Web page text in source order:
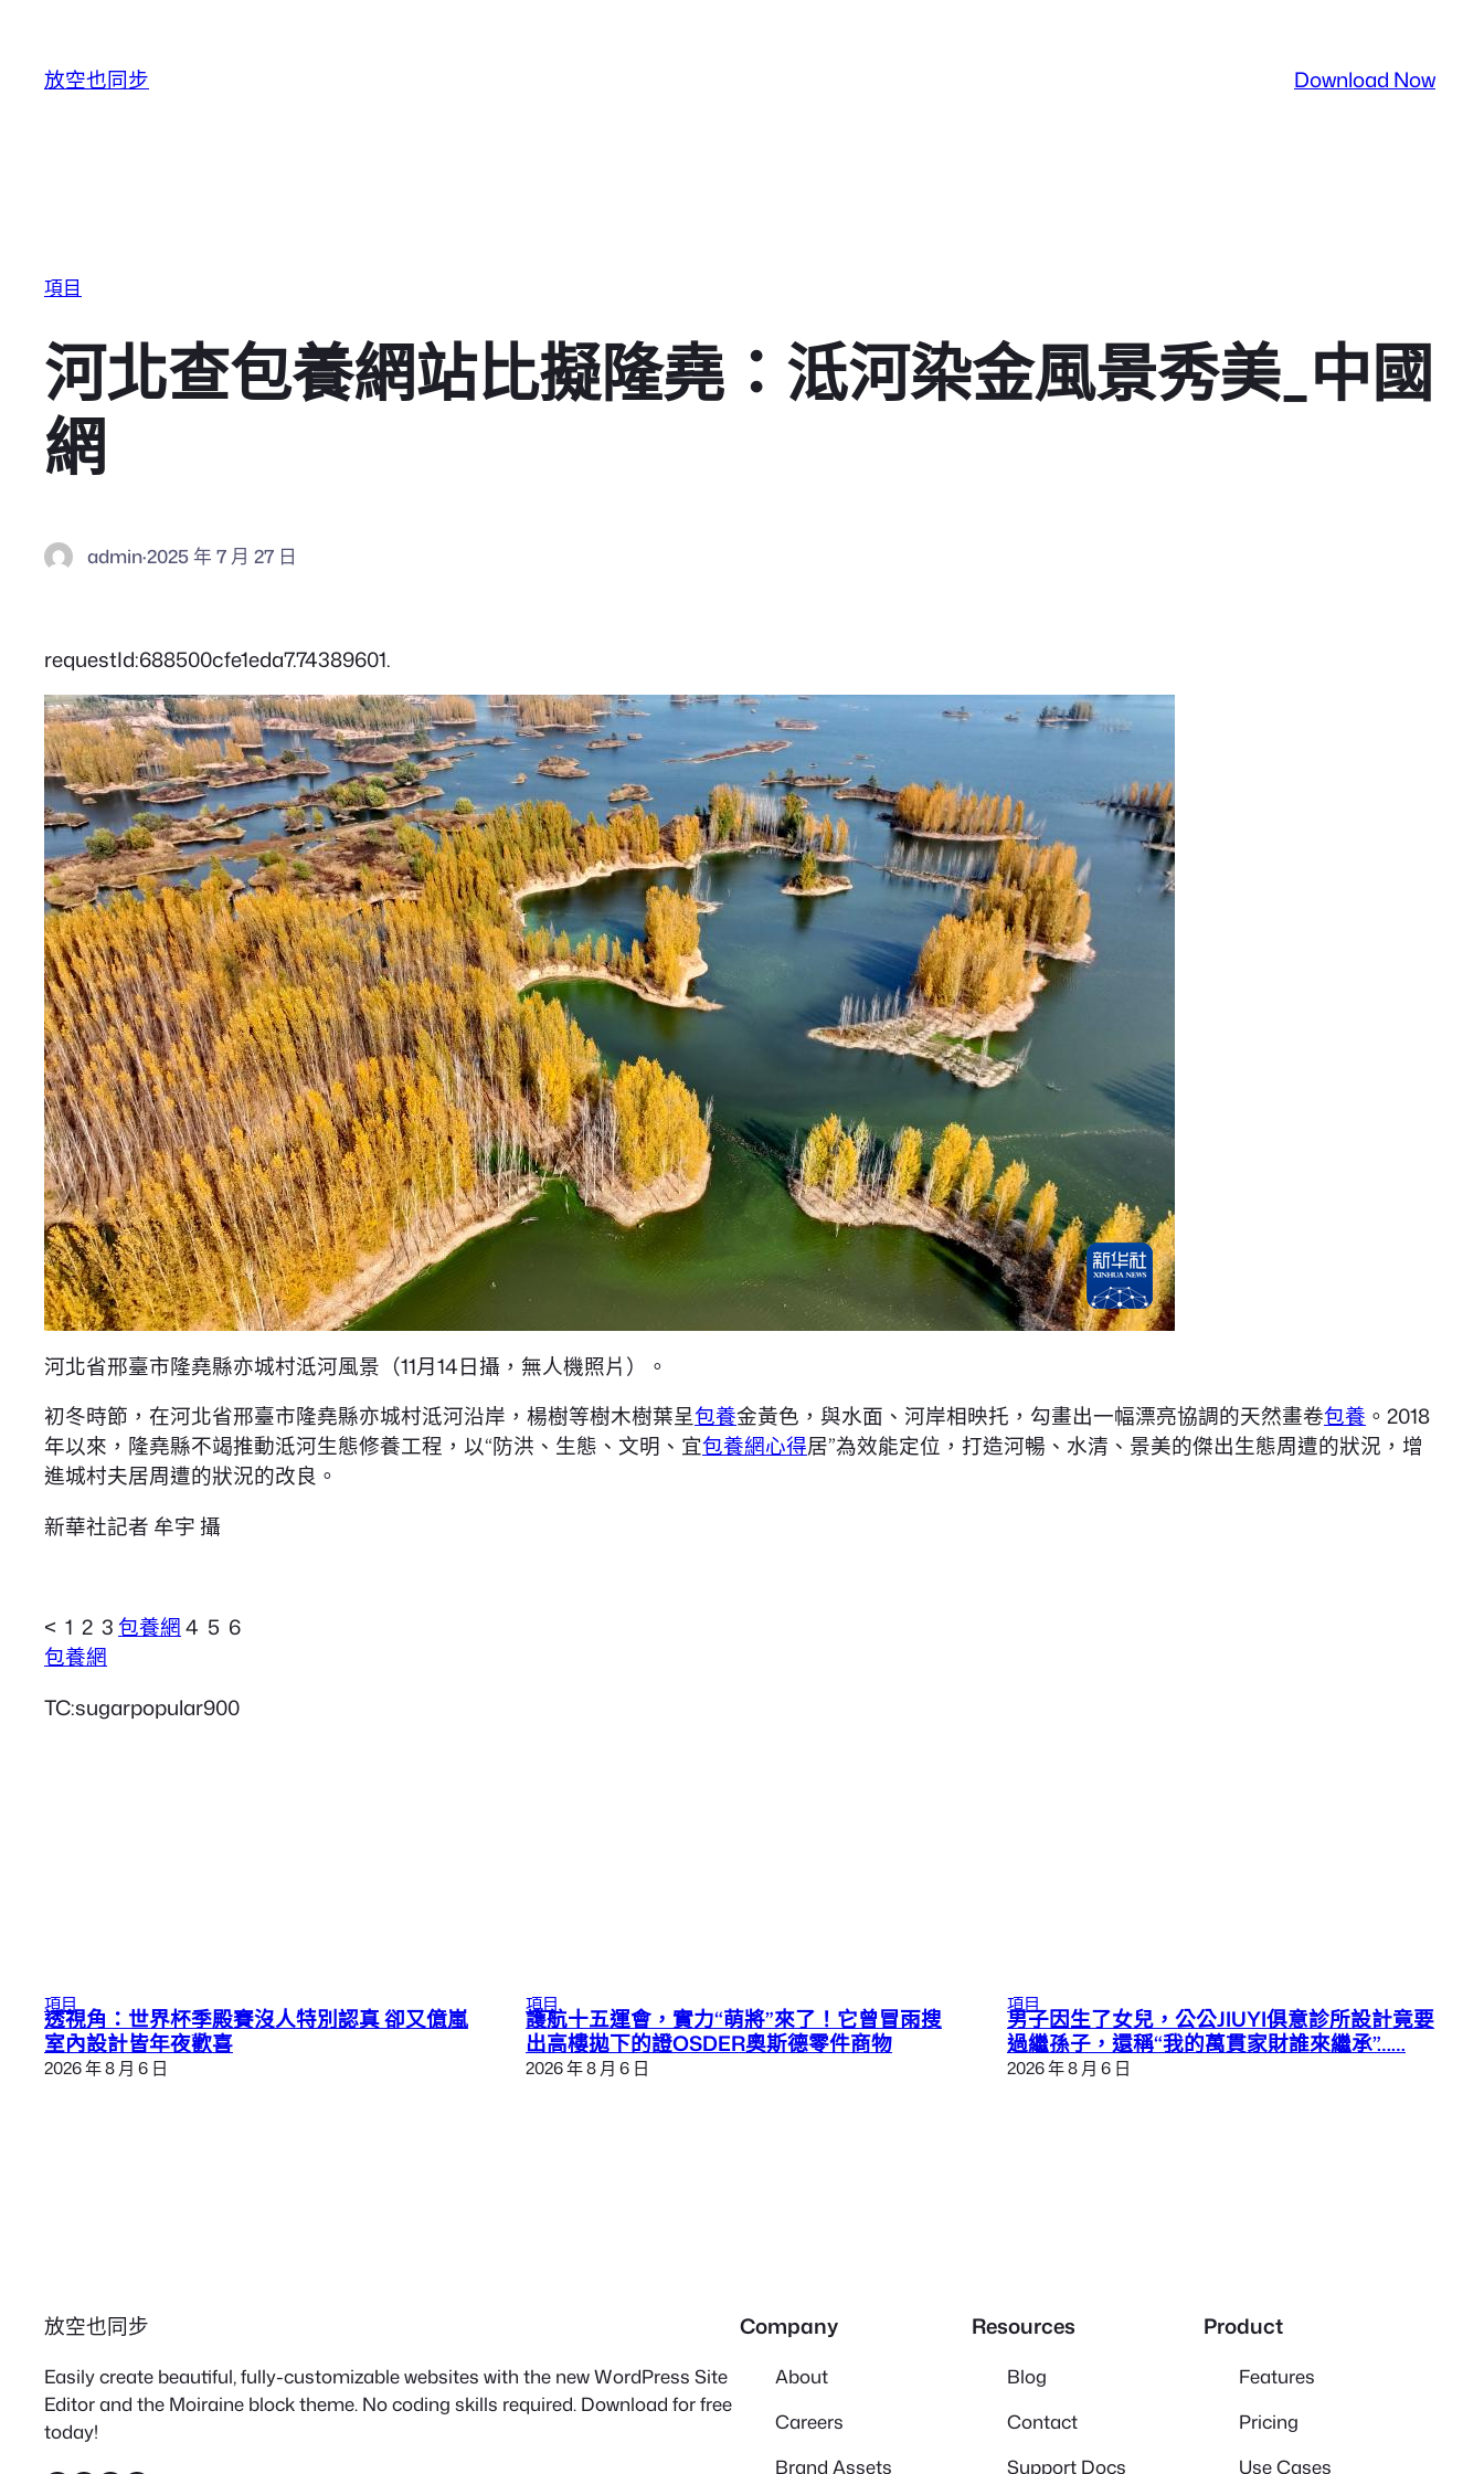
放空也同步 Download Now
項目
河北查包養網站比擬隆堯：泜河染金風景秀美_中國
網
admin·2025 年 7 月 27 日
requestId:688500cfe1eda7.74389601.
河北省邢臺市隆堯縣亦城村泜河風景（11月14日攝，無人機照片）。
初冬時節，在河北省邢臺市隆堯縣亦城村泜河沿岸，楊樹等樹木樹葉呈包養金黃色，與水面、河岸相映托，勾畫出一幅漂亮協調的天然畫卷包養 。2018
年以來，隆堯縣不竭推動泜河生態修養工程，以“防洪、生態、文明、宜包養網心得居”為效能定位，打造河暢、水清、景美的傑出生態周遭的狀況，增
進城村夫居周遭的狀況的改良。
新華社記者 牟宇 攝
< 1 2 3包養網4 5 6
包養網
TC:sugarpopular900
項目
透視角：世界杯季殿賽沒人特別認真 卻又億嵐
室內設計皆年夜歡喜
2026 年 8 月 6 日
項目
護航十五運會，實力“萌將”來了！它曾冒雨搜
出高樓拋下的證OSDER奧斯德零件商物
2026 年 8 月 6 日
項目
男子因生了女兒，公公JIUYI俱意診所設計竟要
過繼孫子，還稱“我的萬貫家財誰來繼承”……
2026 年 8 月 6 日
放空也同步
Easily create beautiful, fully-customizable websites with the new WordPress Site
Editor and the Moiraine block theme. No coding skills required. Download for free
today!
Company
About
Careers
Brand Assets
Resources
Blog
Contact
Support Docs
Product
Features
Pricing
Use Cases